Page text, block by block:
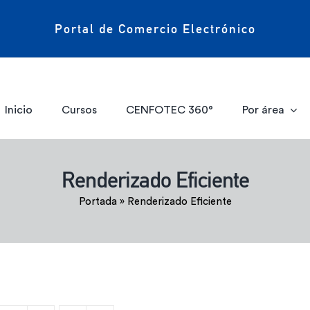
Portal de Comercio Electrónico
Inicio Cursos CENFOTEC 360° Por área
Renderizado Eficiente
Portada» Renderizado Eficiente